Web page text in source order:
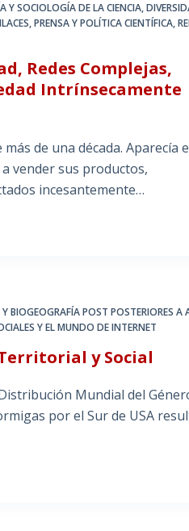
Y SOCIOLOGÍA DE LA CIENCIA,
,PRENSA Y POLÍTICA CIENTÍFICA,
Redes Complejas,
Intrínsecamente
de una década. Aparecía
vender sus productos,
incesantemente…
BIOGEOGRAFÍA POST POSTERIORES A
Y EL MUNDO DE INTERNET
y Social
Mundial del
por el Sur de USA